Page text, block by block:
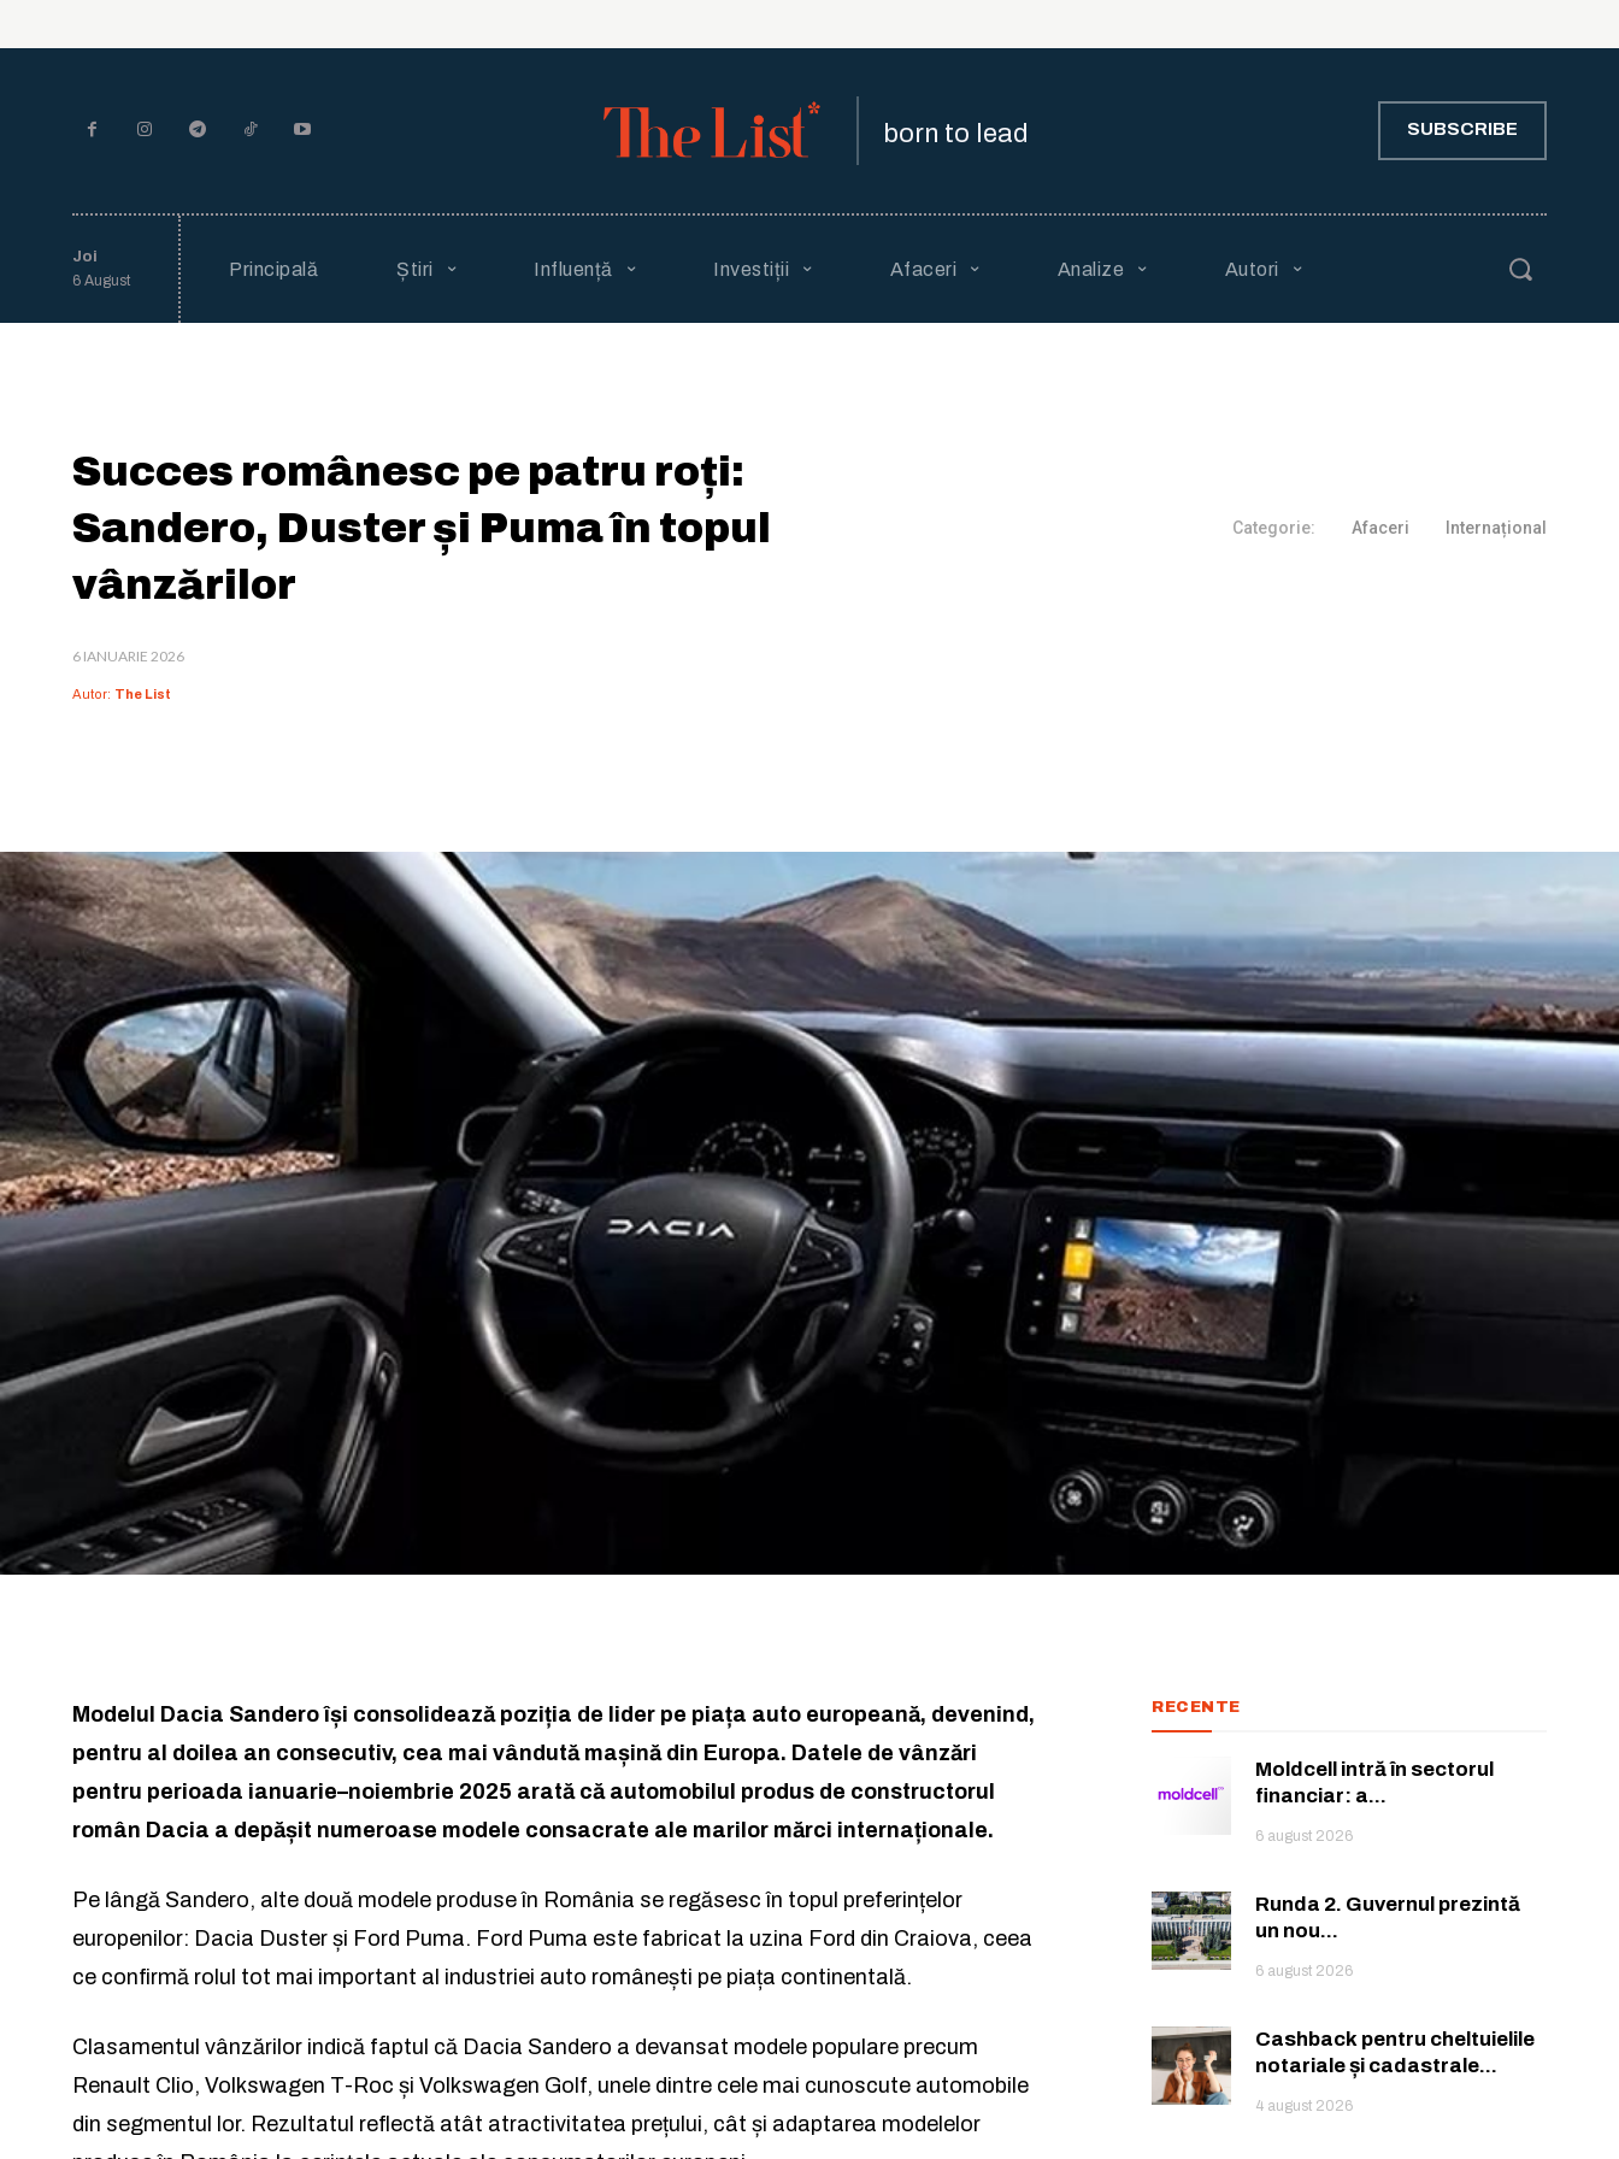
born to lead SUBSCRIBE
Joi
6 August
Principală Știri Influență Investiții Afaceri Analize Autori
Succes românesc pe patru roți:
Sandero, Duster și Puma în topul
vânzărilor
Categorie: Afaceri Internațional
6 IANUARIE 2026
Autor: The List
Modelul Dacia Sandero își consolidează poziția de lider pe piața auto europeană, devenind,
pentru al doilea an consecutiv, cea mai vândută mașină din Europa. Datele de vânzări
pentru perioada ianuarie–noiembrie 2025 arată că automobilul produs de constructorul
român Dacia a depășit numeroase modele consacrate ale marilor mărci internaționale.
Pe lângă Sandero, alte două modele produse în România se regăsesc în topul preferințelor
europenilor: Dacia Duster și Ford Puma. Ford Puma este fabricat la uzina Ford din Craiova, ceea
ce confirmă rolul tot mai important al industriei auto românești pe piața continentală.
Clasamentul vânzărilor indică faptul că Dacia Sandero a devansat modele populare precum
Renault Clio, Volkswagen T-Roc și Volkswagen Golf, unele dintre cele mai cunoscute automobile
din segmentul lor. Rezultatul reflectă atât atractivitatea prețului, cât și adaptarea modelelor
RECENTE
Moldcell intră în sectorul
financiar: a...
6 august 2026
Runda 2. Guvernul prezintă
un nou...
6 august 2026
Cashback pentru cheltuielile
notariale și cadastrale...
4 august 2026